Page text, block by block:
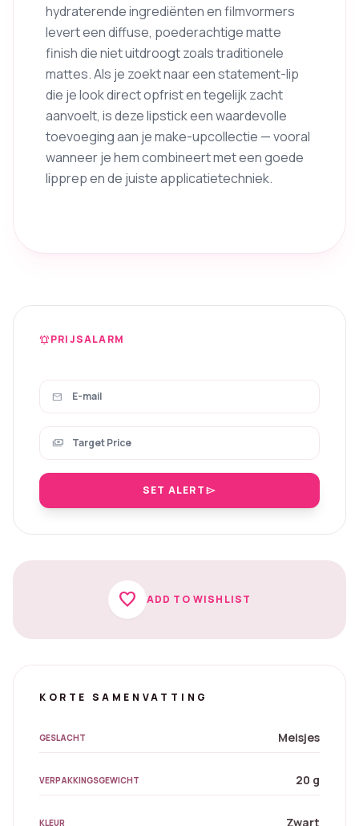
hydraterende ingrediënten en filmvormers
levert een diffuse, poederachtige matte
finish die niet uitdroogt zoals traditionele
mattes. Als je zoekt naar een statement-lip
die je look direct opfrist en tegelijk zacht
aanvoelt, is deze lipstick een waardevolle
toevoeging aan je make-upcollectie — vooral
wanneer je hem combineert met een goede
lipprep en de juiste applicatietechniek.
notifications_activePRIJSALARM
mail
payments
SET ALERTsend
favorite ADD TO WISHLIST
KORTE SAMENVATTING
GESLACHT Meisjes
VERPAKKINGSGEWICHT 20 g
KLEUR Zwart